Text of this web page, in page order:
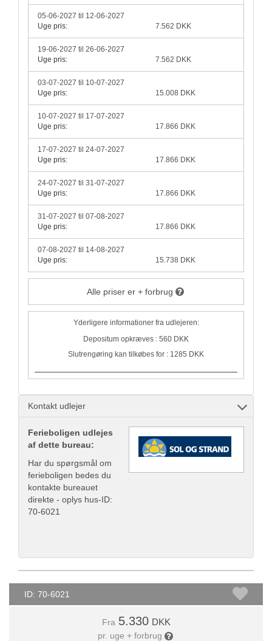
05-06-2027 til 12-06-2027
Uge pris:
7.562 DKK
19-06-2027 til 26-06-2027
Uge pris:
7.562 DKK
03-07-2027 til 10-07-2027
Uge pris:
15.008 DKK
10-07-2027 til 17-07-2027
Uge pris:
17.866 DKK
17-07-2027 til 24-07-2027
Uge pris:
17.866 DKK
24-07-2027 til 31-07-2027
Uge pris:
17.866 DKK
31-07-2027 til 07-08-2027
Uge pris:
17.866 DKK
07-08-2027 til 14-08-2027
Uge pris:
15.738 DKK
Alle priser er + forbrug
Yderligere informationer fra udlejeren:
Depositum opkræves : 560 DKK
Slutrengøring kan tilkøbes for : 1285 DKK
Kontakt udlejer
Ferieboligen udlejes
af dette bureau:
Har du spørgsmål om
ferieboligen bedes du
kontakte bureauet
direkte - oplys hus-ID:
70-6021
ID: 70-6021
Fra 5.330 DKK
pr. uge + forbrug